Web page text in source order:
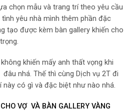
chọn mẫu và trang trí theo yêu cầu
yêu nhà mình thêm phần đặc
tạo được kèm bàn gallery khiến cho
khiến mấy anh thất vọng khi
nhá. Thế thì cùng Dịch vụ 2T đi
có gì và đặc biệt như nào nhá.
VỢ VÀ BÀN GALLERY VÀNG